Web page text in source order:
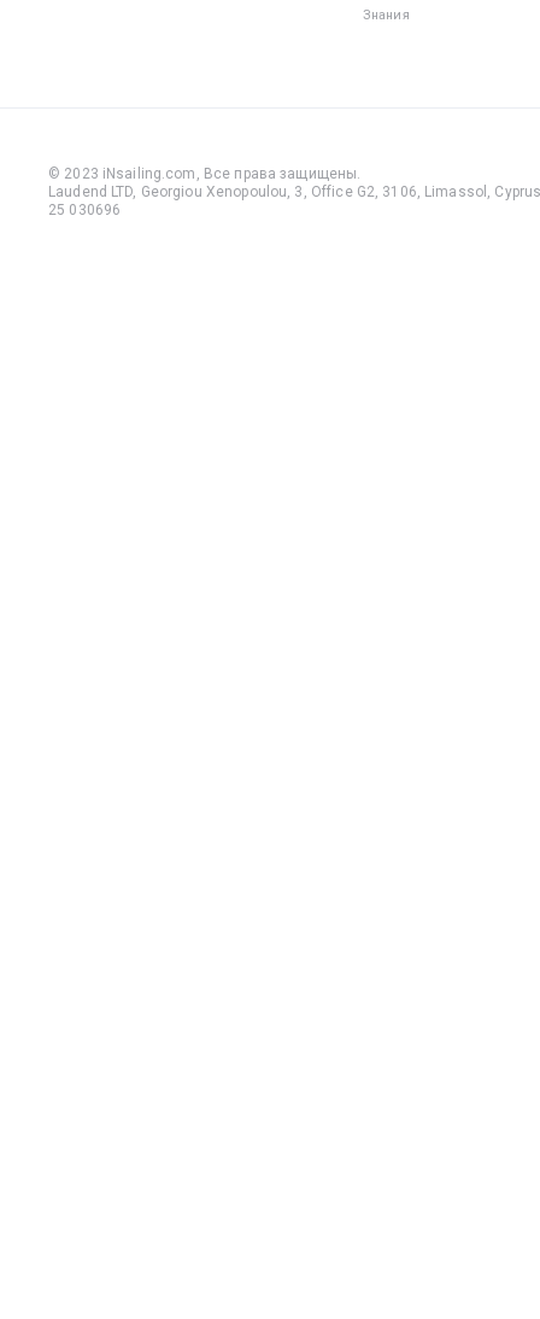
Знания
© 2023 iNsailing.com, Все права защищены.
Laudend LTD, Georgiou Xenopoulou, 3, Office G2, 3106, Limassol,
25 030696